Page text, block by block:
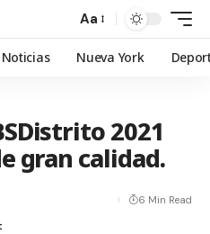
Aa
Noticias Nueva York
2021
gran calidad.
6 Min Read